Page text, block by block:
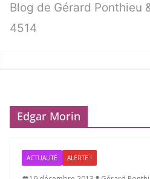
Blog de Gérard Ponthieu
4514
Edgar Morin
ACTUALITÉ ALERTE !